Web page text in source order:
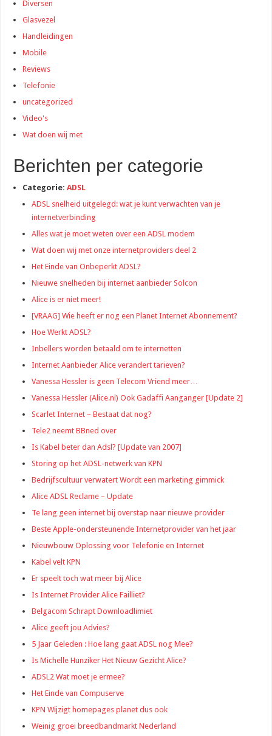
Diversen
Glasvezel
Handleidingen
Mobile
Reviews
Telefonie
uncategorized
Video's
Wat doen wij met
Berichten per categorie
Categorie:ADSL
ADSL snelheid uitgelegd: wat je kunt verwachten van je
internetverbinding
Alles wat je moet weten over een ADSL modem
Wat doen wij met onze internetproviders deel 2
Het Einde van Onbeperkt ADSL?
Nieuwe snelheden bij internet aanbieder Solcon
Alice is er niet meer!
[VRAAG] Wie heeft er nog een Planet Internet Abonnement?
Hoe Werkt ADSL?
Inbellers worden betaald om te internetten
Internet Aanbieder Alice verandert tarieven?
Vanessa Hessler is geen Telecom Vriend meer…
Vanessa Hessler (Alice.nl) Ook Gadaffi Aanganger [Update 2]
Scarlet Internet – Bestaat dat nog?
Tele2 neemt BBned over
Is Kabel beter dan Adsl? [Update van 2007]
Storing op het ADSL-netwerk van KPN
Bedrijfscultuur verwatert Wordt een marketing gimmick
Alice ADSL Reclame – Update
Te lang geen internet bij overstap naar nieuwe provider
Beste Apple-ondersteunende Internetprovider van het jaar
Nieuwbouw Oplossing voor Telefonie en Internet
Kabel velt KPN
Er speelt toch wat meer bij Alice
Is Internet Provider Alice Failliet?
Belgacom Schrapt Downloadlimiet
Alice geeft jou Advies?
5 Jaar Geleden : Hoe lang gaat ADSL nog Mee?
Is Michelle Hunziker Het Nieuw Gezicht Alice?
ADSL2 Wat moet je ermee?
Het Einde van Compuserve
KPN Wijzigt homepages planet dus ook
Weinig groei breedbandmarkt Nederland